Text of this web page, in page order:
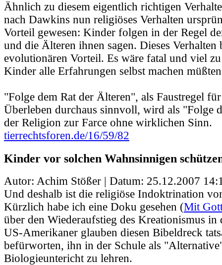
Ähnlich zu diesem eigentlich richtigen
nach Dawkins nun religiöses Verhalten
Vorteil gewesen: Kinder folgen in der Regel
und die Älteren ihnen sagen. Dieses Verhalten
evolutionären Vorteil. Es wäre fatal und viel
Kinder alle Erfahrungen selbst machen
"Folge dem Rat der Älteren", als Faustregel
Überleben durchaus sinnvoll, wird als "Folge
der Religion zur Farce ohne wirklichen Sinn.
tierrechtsforen.de/16/59/82
Kinder vor solchen Wahnsinnigen
Autor: Achim Stößer | Datum: 25.12.2007
Und deshalb ist die religiöse Indoktrination
Kürzlich habe ich eine Doku gesehen (Mit
über den Wiederaufstieg des Kreationismus
US-Amerikaner glauben diesen Bibeldreck
befürworten, ihn in der Schule als
Biologieuntericht zu lehren.